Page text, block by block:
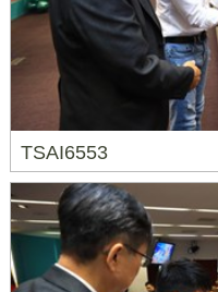
TSAI6553